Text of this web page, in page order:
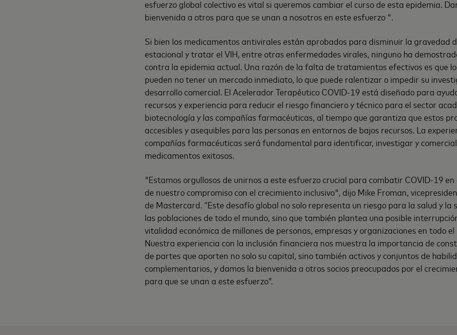
esfuerzo global colectivo es vital si queremos cambiar el curso de esta epidemia.
bienvenida a otros para que se unan a nosotros en este esfuerzo ".
Si bien los medicamentos antivirales están aprobados para disminuir la gravedad
estacional y tratar el VIH, entre otras enfermedades virales, ninguno ha
contra la epidemia actual. Una razón de la falta de tratamientos efectivos es que
pueden no tener un mercado inmediato, lo que puede ralentizar o impedir su
desarrollo comercial. El Acelerador Terapéutico COVID-19 está diseñado para
recursos y experiencia para reducir el riesgo financiero y técnico para el sector
biotecnología y las compañías farmacéuticas, al tiempo que garantiza que estos
accesibles y asequibles para las personas en entornos de bajos recursos. La
compañías farmacéuticas será fundamental para identificar, investigar y
medicamentos exitosos.
"Estamos orgullosos de unirnos a este esfuerzo crucial para combatir COVID-19
de nuestro compromiso con el crecimiento inclusivo", dijo Mike Froman,
de Mastercard. “Este desafío global no solo representa un riesgo para la salud y la
las poblaciones de todo el mundo, sino que también plantea una posible
vitalidad económica de millones de personas, empresas y organizaciones en todo el
Nuestra experiencia con la inclusión financiera nos muestra la importancia de
de partes que aporten no solo su capital, sino también activos y conjuntos de
complementarios, y damos la bienvenida a otros socios preocupados por el
para que se unan a este esfuerzo”.